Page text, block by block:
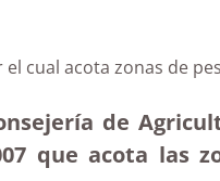
cual acota zonas de
de
que acota las